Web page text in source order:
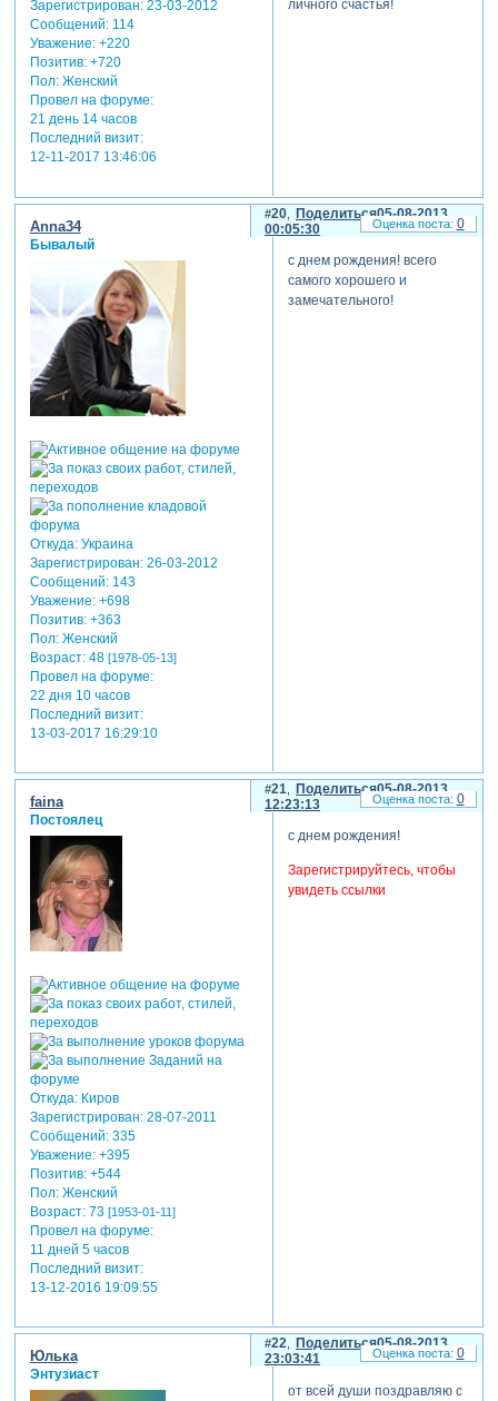
Зарегистрирован: 23-03-2012
Сообщений:114
Уважение: +220
Позитив: +720
Пол:Женский
Провел на форуме:
21 день 14 часов
Последний визит:
12-11-2017 13:46:06
личного счастья!
Поделиться
20
05-08-2013
00:05:30
Anna34
Бывалый
Откуда:Украина
Зарегистрирован: 26-03-2012
Сообщений:143
Уважение: +698
Позитив: +363
Пол:Женский
Возраст:48 [1978-05-13]
Провел на форуме:
22 дня 10 часов
Последний визит:
13-03-2017 16:29:10
с днем рождения! всего
самого хорошего и
замечательного!
0
Поделиться
21
05-08-2013
12:23:13
faina
Постоялец
Откуда:Киров
Зарегистрирован: 28-07-2011
Сообщений:335
Уважение: +395
Позитив: +544
Пол:Женский
Возраст:73 [1953-01-11]
Провел на форуме:
11 дней 5 часов
Последний визит:
13-12-2016 19:09:55
с днем рождения!
Зарегистрируйтесь, чтобы
увидеть ссылки
0
Поделиться
22
05-08-2013
23:03:41
Юлька
Энтузиаст
от всей души поздравляю с
0